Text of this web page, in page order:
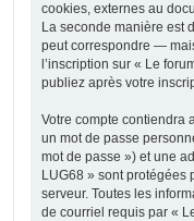
cookies, externes au
La seconde manière est
peut correspondre —
l’inscription sur « Le
publiez après votre
Votre compte contiendra
un mot de passe
mot de passe ») et une
LUG68 » sont
serveur. Toutes les
de courriel requis par «